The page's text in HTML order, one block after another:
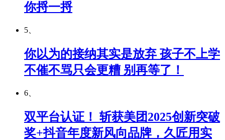
你捋一捋
5、
你以为的接纳其实是放弃 孩子不上学
不催不骂只会更糟 别再等了！
6、
双平台认证！ 斩获美团2025创新突破
奖+抖音年度新风向品牌，久匠用实